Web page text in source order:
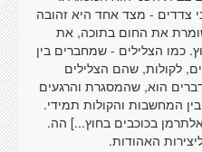
צדדים - מצד אחד היא זהובה
את החום בתוכה, את
כמו הצלילים - שמחברים בין
לקולות, שהם הצלילים
הוא, שהמסגרת והרגעים
המחשבות והקולות תמידי.
בכוכבים בחוץ...] הה.
האהודות.